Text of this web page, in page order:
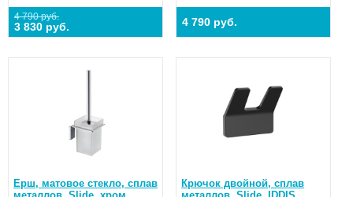
4 790 руб.
3 830 руб. 4 790 руб.
Ерш, матовое стекло, сплав
Крючок двойной, сплав